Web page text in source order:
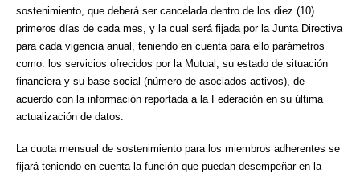
sostenimiento, que deberá ser cancelada dentro de los diez (10)
primeros días de cada mes, y la cual será fijada por la Junta Directiva
para cada vigencia anual, teniendo en cuenta para ello parámetros
como: los servicios ofrecidos por la Mutual, su estado de situación
financiera y su base social (número de asociados activos), de
acuerdo con la información reportada a la Federación en su última
actualización de datos.
La cuota mensual de sostenimiento para los miembros adherentes se
fijará teniendo en cuenta la función que puedan desempeñar en la